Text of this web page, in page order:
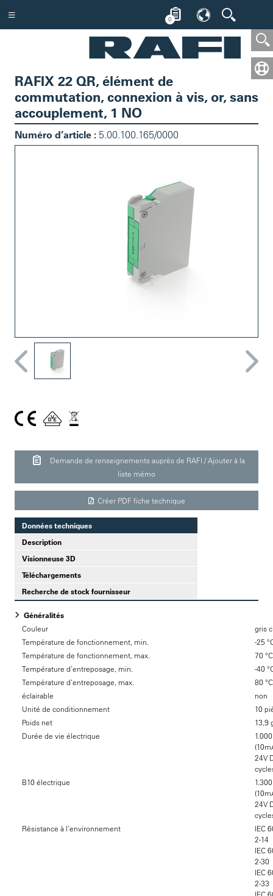
0
RAFIX 22 QR, élément de
commutation, connexion à vis, or, sans
accouplement, 1 NO
Numéro d’article : 5.00.100.165/0000
liste mémo
Créer PDF fiche technique
Données techniques
Description
Visionneuse 3D
Téléchargements
Recherche de stock fournisseur
Généralités
Couleur
gris
Température de fonctionnement, min.
-25
Température de fonctionnement, max.
70 °C
Température d’entreposage, min.
-40
Température d’entreposage, max.
80 °C
éclairable
non
Unité de conditionnement
10
Poids net
13,9
Durée de vie électrique
24V
B10 électrique
24V
Résistance à l’environnement
IEC
2-14
IEC
2-30
IEC
2-33